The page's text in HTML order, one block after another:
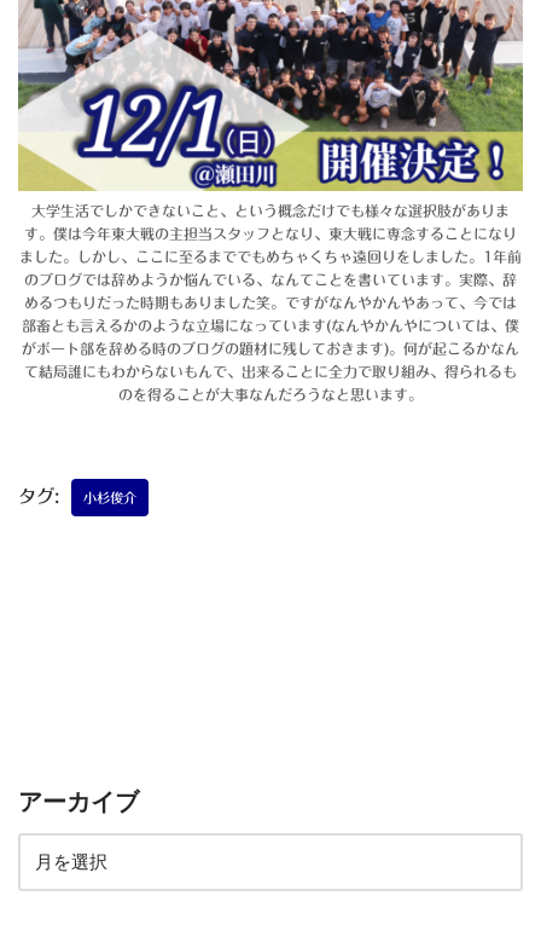
大学生活でしかできないこと、という概念だけでも様々な選択肢がありま
す。僕は今年東大戦の主担当スタッフとなり、東大戦に専念することになり
ました。しかし、ここに至るまででもめちゃくちゃ遠回りをしました。1年前
のブログでは辞めようか悩んでいる、なんてことを書いています。実際、辞
めるつもりだった時期もありました笑。ですがなんやかんやあって、今では
部畜とも言えるかのような立場になっています(なんやかんやについては、僕
がボート部を辞める時のブログの題材に残しておきます)。何が起こるかなん
て結局誰にもわからないもんで、出来ることに全力で取り組み、得られるも
のを得ることが大事なんだろうなと思います。
タグ: 小杉俊介
アーカイブ